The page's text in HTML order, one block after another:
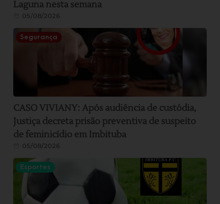
Laguna nesta semana
05/08/2026
Segurança
CASO VIVIANY: Após audiência de custódia,
Justiça decreta prisão preventiva de suspeito
de feminicídio em Imbituba
05/08/2026
Esportes